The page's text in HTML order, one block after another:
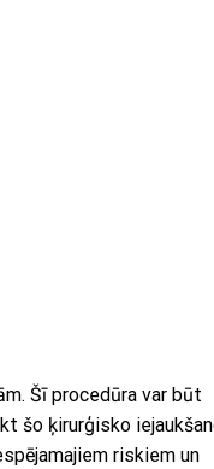
Šī procedūra var būt
šo ķirurģisko
riskiem un